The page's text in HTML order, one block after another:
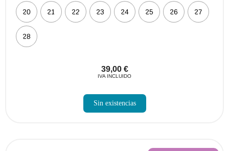
20 21 22 23 24 25 26 27
28
39,00 €
IVA INCLUIDO
Sin existencias